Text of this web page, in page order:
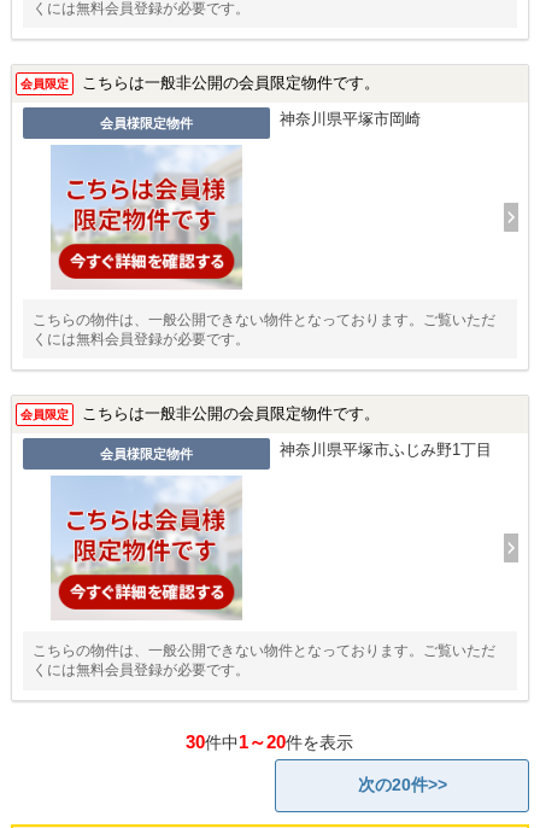
くには無料会員登録が必要です。
会員限定 こちらは一般非公開の会員限定物件です。
会員様限定物件 神奈川県平塚市岡崎
こちらの物件は、一般公開できない物件となっております。ご覧いただ
くには無料会員登録が必要です。
会員限定 こちらは一般非公開の会員限定物件です。
会員様限定物件 神奈川県平塚市ふじみ野1丁目
こちらの物件は、一般公開できない物件となっております。ご覧いただ
くには無料会員登録が必要です。
30件中1～20件を表示
次の20件>>